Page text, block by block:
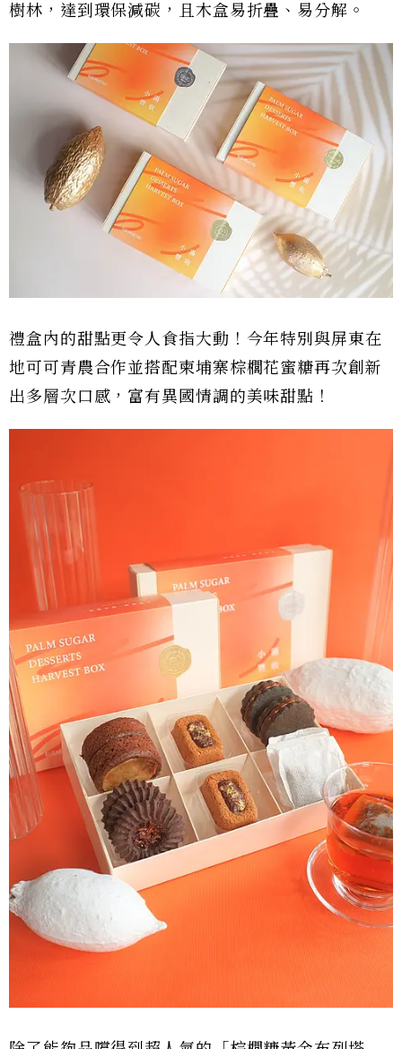
樹林，達到環保減碳，且木盒易折疊、易分解。
禮盒內的甜點更令人食指大動！今年特別與屏東在
地可可青農合作並搭配柬埔寨棕櫚花蜜糖再次創新
出多層次口感，富有異國情調的美味甜點！